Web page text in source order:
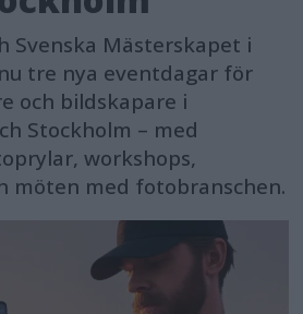
Svenska Mästerskapet i
tre nya eventdagar för
och bildskapare i
Stockholm – med
workshops,
möten med fotobranschen.